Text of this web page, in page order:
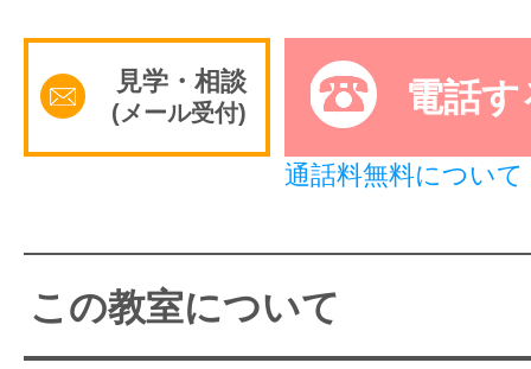
掲載のお問
サイトマッ
見学・相談
(メール受付) 電話す
通話料無料について
この教室について